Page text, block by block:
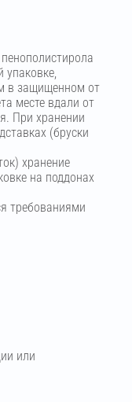
упаковке,
в защищенном от
месте вдали от
При хранении
(бруски
хранение
на поддонах
требованиями
или